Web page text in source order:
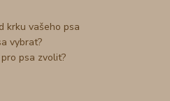
krku vašeho psa
vybrat?
psa zvolit?